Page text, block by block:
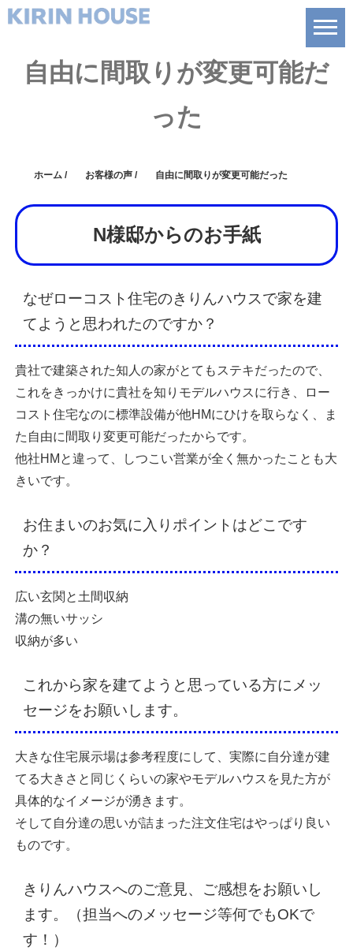
自由に間取りが変更可能だ
った
ホーム / お客様の声 / 自由に間取りが変更可能だった
N様邸からのお手紙
なぜローコスト住宅のきりんハウスで家を建
てようと思われたのですか？
貴社で建築された知人の家がとてもステキだったので、
これをきっかけに貴社を知りモデルハウスに行き、ロー
コスト住宅なのに標準設備が他HMにひけを取らなく、ま
た自由に間取り変更可能だったからです。
他社HMと違って、しつこい営業が全く無かったことも大
きいです。
お住まいのお気に入りポイントはどこです
か？
広い玄関と土間収納
溝の無いサッシ
収納が多い
これから家を建てようと思っている方にメッ
セージをお願いします。
大きな住宅展示場は参考程度にして、実際に自分達が建
てる大きさと同じくらいの家やモデルハウスを見た方が
具体的なイメージが湧きます。
そして自分達の思いが詰まった注文住宅はやっぱり良い
ものです。
きりんハウスへのご意見、ご感想をお願いし
ます。（担当へのメッセージ等何でもOKで
す！）